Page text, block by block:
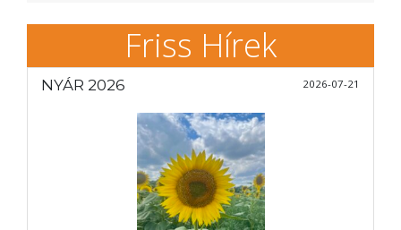
Friss Hírek
NYÁR 2026 2026-07-21